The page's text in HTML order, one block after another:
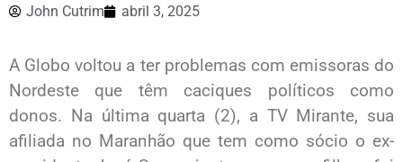
John Cutrim abril 3, 2025
A Globo voltou a ter problemas com emissoras do
Nordeste que têm caciques políticos como
donos. Na última quarta (2), a TV Mirante, sua
afiliada no Maranhão que tem como sócio o ex-